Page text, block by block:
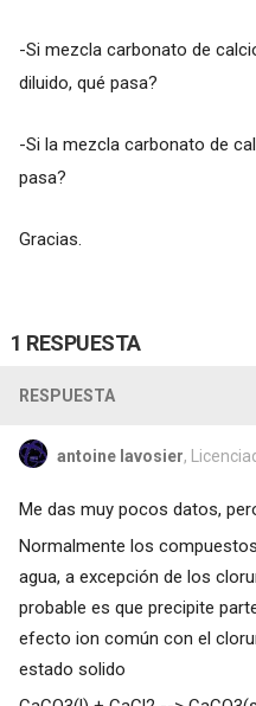
-Si mezcla carbonato de
diluido, qué pasa?
-Si la mezcla carbonato de
pasa?
Gracias.
1 RESPUESTA
RESPUESTA
antoine lavosier,
Me das muy pocos datos,
Normalmente los
agua, a excepción de los
probable es que precipite
efecto ion común con el
estado solido